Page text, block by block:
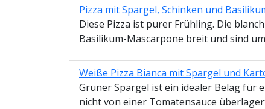
Pizza mit Spargel, Schinken und
Diese Pizza ist purer Frühling. Die
Basilikum-Mascarpone breit und sind
Weiße Pizza Bianca mit Spargel und
Grüner Spargel ist ein idealer Belag für
nicht von einer Tomatensauce